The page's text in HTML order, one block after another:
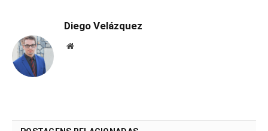
Diego Velázquez
Website